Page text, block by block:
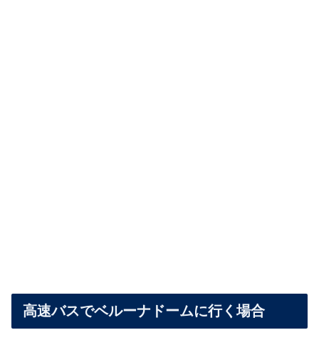
高速バスでベルーナドームに行く場合